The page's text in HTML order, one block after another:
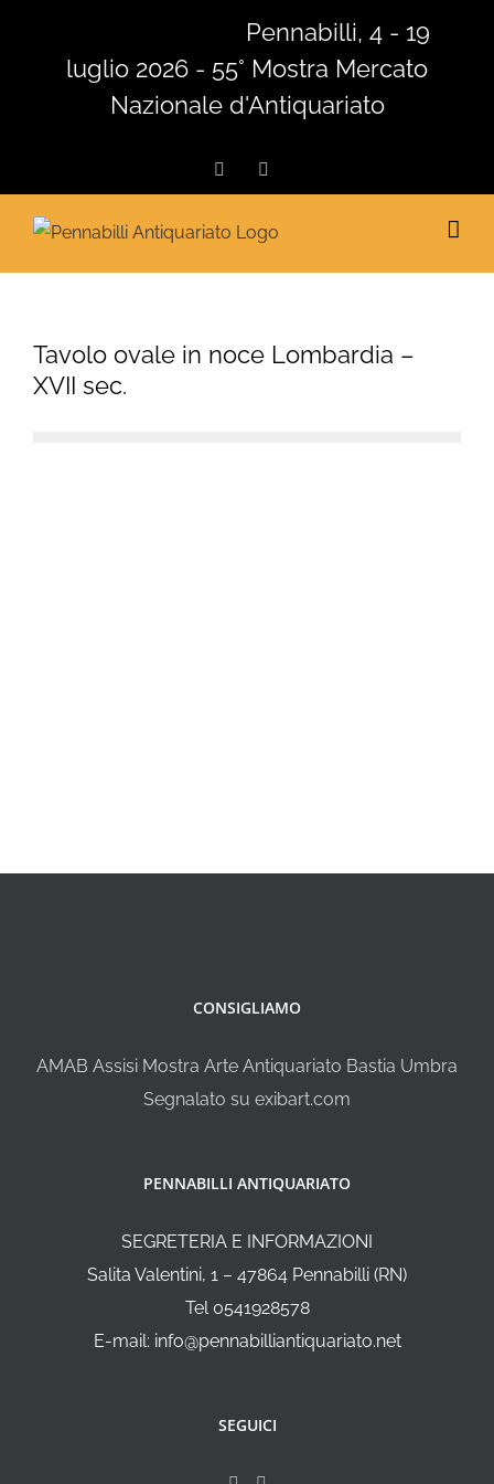
contenuto
Pennabilli, 4 - 19
luglio 2026 - 55° Mostra Mercato
Nazionale d'Antiquariato
Facebook
Tavolo ovale in noce Lombardia –
XVII sec.
CONSIGLIAMO
AMAB Assisi Mostra Arte Antiquariato Bastia Umbra
Segnalato su exibart.com
PENNABILLI ANTIQUARIATO
SEGRETERIA E INFORMAZIONI
Salita Valentini, 1 – 47864 Pennabilli (RN)
Tel 0541928578
E-mail: info@pennabilliantiquariato.net
SEGUICI